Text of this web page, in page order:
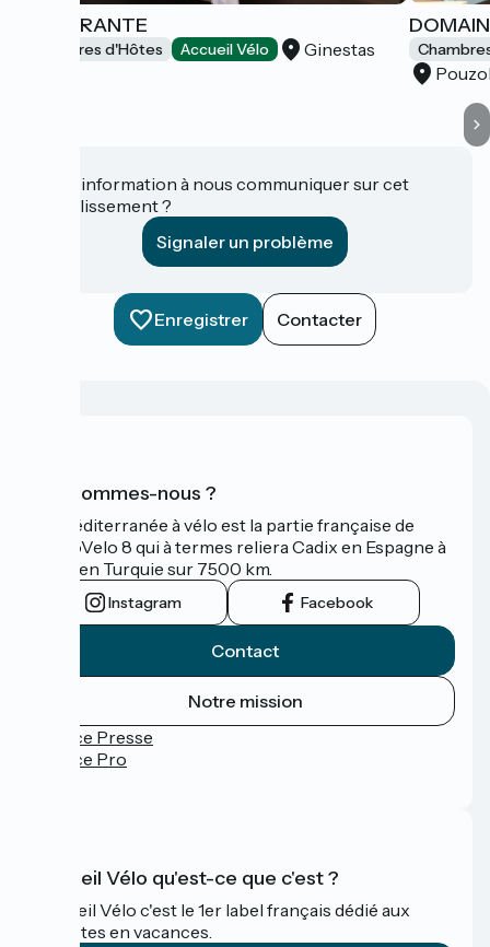
L'ITINÉRANTE
Chambres d'Hôtes Accueil Vélo Ginestas
Une information à nous communiquer sur cet
établissement ?
Signaler un problème
Enregistrer Contacter
Qui sommes-nous ?
La Méditerranée à vélo est la partie française de
l'EuroVelo 8 qui à termes reliera Cadix en Espagne à
Izmir en Turquie sur 7500 km.
Instagram Facebook
Contact
Notre mission
Espace Presse
Espace Pro
Accueil Vélo qu'est-ce que c'est ?
Accueil Vélo c'est le 1er label français dédié aux
cyclistes en vacances.